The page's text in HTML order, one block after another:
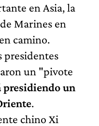
en Asia, la
Marines en
camino.
presidentes
un "pivote
presidiendo un
.
chino Xi